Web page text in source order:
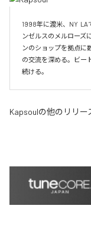
1998年に渡米、NY
ンゼルスのメルローズ
ンのショップを拠点に
の交流を深める。ビー
続ける。
Kapsoulの他のリリー